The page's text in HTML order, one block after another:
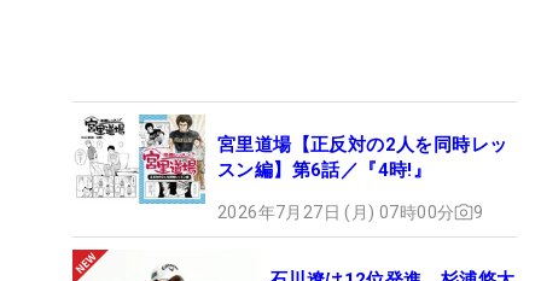
宮里道場【正反対の2人を同時レッ
スン編】第6話／『4時!』
2026年7月27日 (月) 07時00分 9